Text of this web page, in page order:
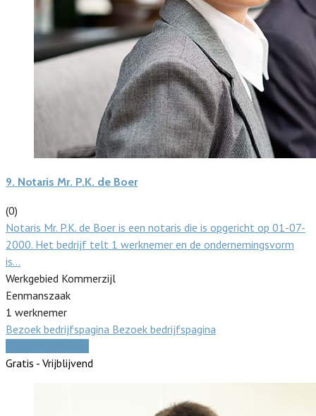
9. Notaris Mr. P.K. de Boer
(0)
Notaris Mr. P.K. de Boer is een notaris die is opgericht op 01-07-
2000. Het bedrijf telt 1 werknemer en de ondernemingsvorm
is…
Werkgebied Kommerzijl
Eenmanszaak
1 werknemer
Bezoek bedrijfspagina Bezoek bedrijfspagina
Gratis - Vrijblijvend